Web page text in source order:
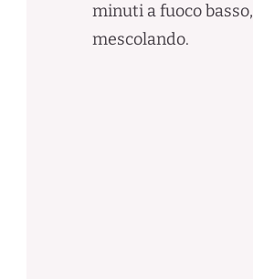
minuti a fuoco basso,
mescolando.